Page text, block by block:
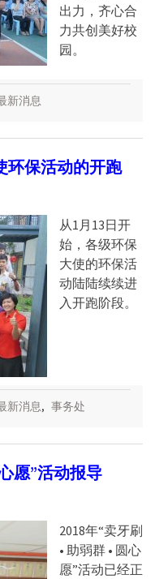
出力，齐心合
力共创美好校
园。
新消息
保活动的开跑
从1月13日开
始，各级环保
大使的环保活
动陆陆续续进
入开跑阶段。
新消息, 事务处
愿”活动报导
2018年“卖牙刷
• 助弱群 • 圆心
愿”活动已经正